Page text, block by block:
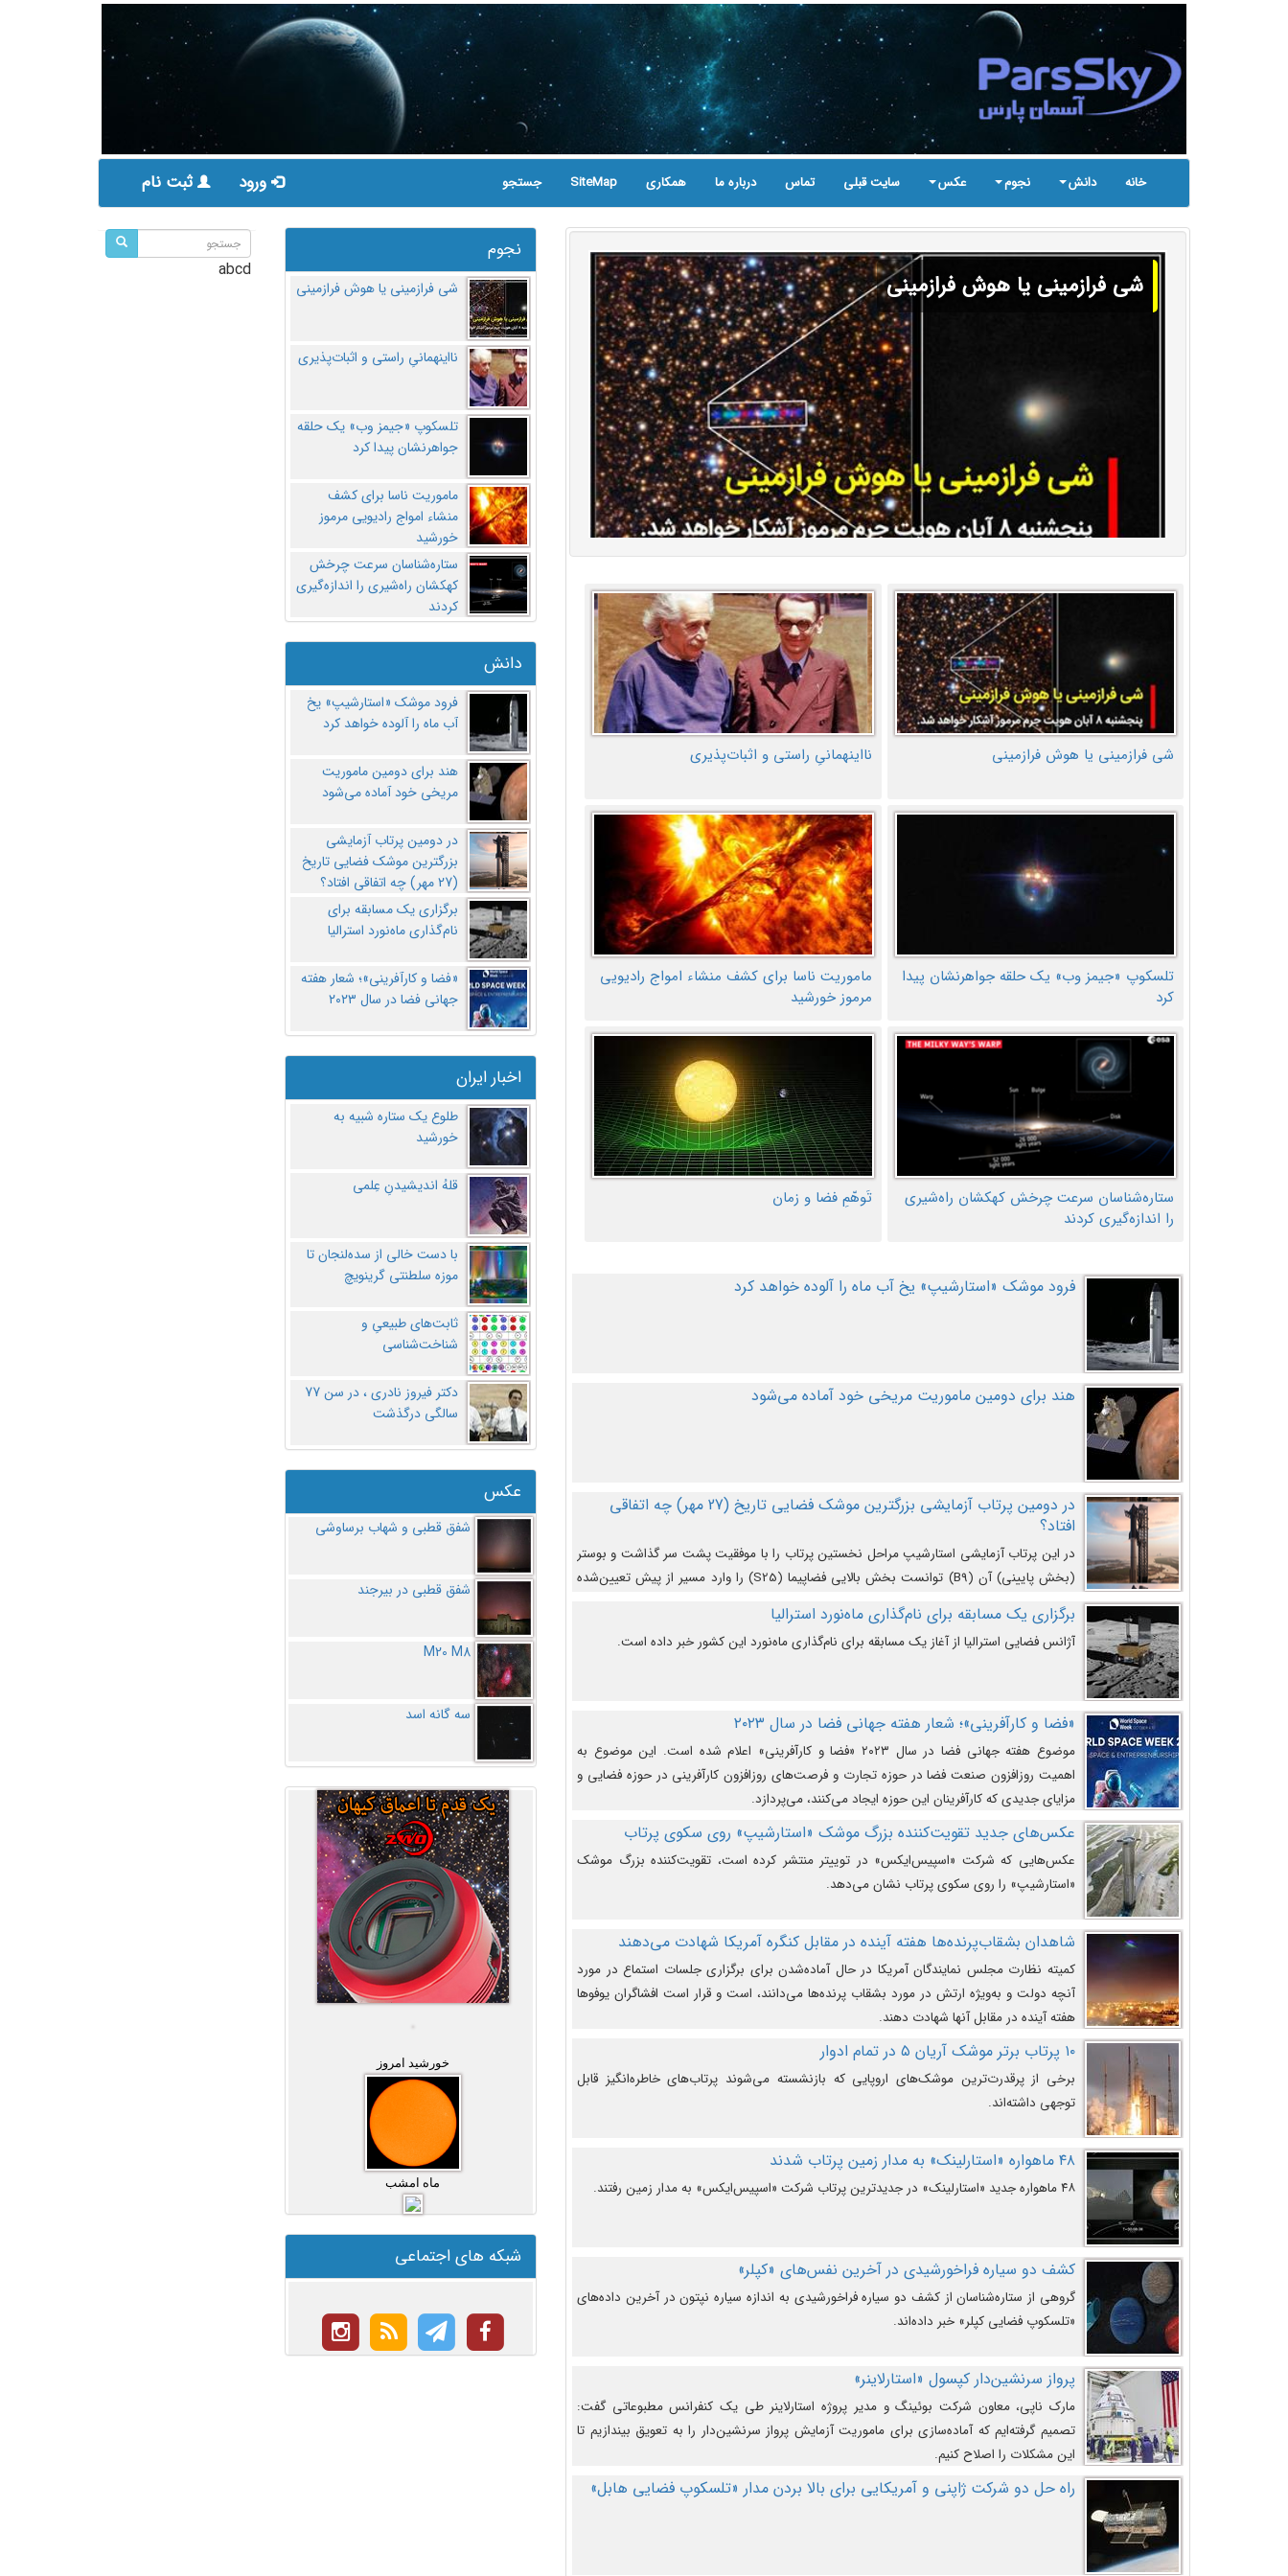
خانه دانش نجوم عکس سایت قبلی تماس درباره ما همکاری SiteMap جستجو ورود ثبت نام
شی فرازمینی یا هوش فرازمینی
شی فرازمینی یا هوش فرازمینی نااینهمانیِ راستی و اثبات‌پذیری
تلسکوپ «جیمز وب» یک حلقه جواهرنشان پیدا
کرد
ماموریت ناسا برای کشف منشاء امواج رادیویی
مرموز خورشید
ستاره‌شناسان سرعت چرخش کهکشان راه‌شیری
را اندازه‌گیری کردند
تَوهّمِ فضا و زمان
فرود موشک «استارشیپ» یخ آب ماه را آلوده خواهد کرد
هند برای دومین ماموریت مریخی خود آماده می‌شود
در دومین پرتاب آزمایشی بزرگترین موشک فضایی تاریخ (27 مهر‌) چه اتفاقی
افتاد؟
در این پرتاب آزمایشی استارشیپ مراحل نخستین پرتاب را با موفقیت پشت سر گذاشت و بوستر
(بخش پایینی) آن (B9) توانست بخش بالایی فضاپیما (S25) را وارد مسیر از پیش تعیین‌شده
کند و سپس با یک مکانیزم جدید با موفقیت از آن جدا شود. ‌
برگزاری یک مسابقه برای نام‌گذاری ماه‌نورد استرالیا
آژانس فضایی استرالیا از آغاز یک مسابقه برای نام‌گذاری ماه‌نورد این کشور خبر داده است.
«فضا و کارآفرینی»؛ شعار هفته جهانی فضا در سال ۲۰۲۳
موضوع هفته جهانی فضا در سال ۲۰۲۳ «فضا و کارآفرینی» اعلام شده است. این موضوع به
اهمیت روزافزون صنعت فضا در حوزه تجارت و فرصت‌های روزافزون کارآفرینی در حوزه فضایی و
مزایای جدیدی که کارآفرینان این حوزه ایجاد می‌کنند، می‌پردازد.
عکس‌های جدید تقویت‌کننده بزرگ موشک «استارشیپ» روی سکوی پرتاب
عکس‌هایی که شرکت «اسپیس‌ایکس» در توییتر منتشر کرده است، تقویت‌کننده بزرگ موشک
«استارشیپ» را روی سکوی پرتاب نشان می‌دهد.
شاهدان بشقاب‌پرنده‌ها هفته آینده در مقابل کنگره آمریکا شهادت می‌دهند
کمیته نظارت مجلس نمایندگان آمریکا در حال آماده‌شدن برای برگزاری جلسات استماع در مورد
آنچه دولت و به‌ویژه ارتش در مورد بشقاب پرنده‌ها می‌دانند، است و قرار است افشاگران یوفوها
هفته آینده در مقابل آنها شهادت دهند.
۱۰ پرتاب برتر موشک آریان ۵ در تمام ادوار
برخی از پرقدرت‌ترین موشک‌های اروپایی که بازنشسته می‌شوند پرتاب‌های خاطره‌انگیز قابل
توجهی داشته‌اند.
۴۸ ماهواره «استارلینک» به مدار زمین پرتاب شدند
۴۸ ماهواره جدید «استارلینک» در جدیدترین پرتاب شرکت «اسپیس‌ایکس» به مدار زمین رفتند.
کشف دو سیاره فراخورشیدی در آخرین نفس‌های «کپلر»
گروهی از ستاره‌شناسان از کشف دو سیاره فراخورشیدی به اندازه سیاره نپتون در آخرین داده‌های
«تلسکوپ فضایی کپلر» خبر داده‌اند.
پرواز سرنشین‌دار کپسول «استارلاینر»
مارک ناپی، معاون شرکت بوئینگ و مدیر پروژه استارلاینر طی یک کنفرانس مطبوعاتی گفت:
تصمیم گرفته‌ایم که آماده‌سازی برای ماموریت آزمایش پرواز سرنشین‌دار را به تعویق بیندازیم تا
این مشکلات را اصلاح کنیم.
راه حل دو شرکت ژاپنی و آمریکایی برای بالا بردن مدار «تلسکوپ فضایی هابل»
نجوم
شی فرازمینی یا هوش فرازمینی
نااینهمانیِ راستی و اثبات‌پذیری
تلسکوپ «جیمز وب» یک حلقه
جواهرنشان پیدا کرد
ماموریت ناسا برای کشف
منشاء امواج رادیویی مرموز
خورشید
ستاره‌شناسان سرعت چرخش
کهکشان راه‌شیری را اندازه‌گیری
کردند
دانش
فرود موشک «استارشیپ» یخ
آب ماه را آلوده خواهد کرد
هند برای دومین ماموریت
مریخی خود آماده می‌شود
در دومین پرتاب آزمایشی
بزرگترین موشک فضایی تاریخ
(27 مهر‌) چه اتفاقی افتاد؟
برگزاری یک مسابقه برای
نام‌گذاری ماه‌نورد استرالیا
«فضا و کارآفرینی»؛ شعار هفته
جهانی فضا در سال ۲۰۲۳
اخبار ایران
طلوع یک ستاره شبیه به
خورشید
قلهُ اندیشیدنِ عِلمی
با دست خالی از سده‌لنجان تا
موزه سلطنتی گرینویچ
ثابت‌های طبیعیِ و
شناخت‌شناسی
دکتر فیروز نادری ، در سن 77
سالگی درگذشت
عکس
شفق قطبی و شهاب برساوشی
شفق قطبی در بیرجند
M20 M8
سه گانه اسد
خورشید امروز
ماه امشب
شبکه های اجتماعی
abcd